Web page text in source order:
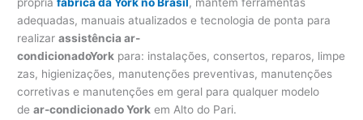
adequadas, manuais atualizados e tecnologia de ponta para
realizarassistência ar-
condicionadoYork para: instalações, consertos, reparos, limpe
zas, higienizações, manutenções preventivas, manutenções
corretivas e manutenções em geral para qualquer modelo
dear-condicionado York em Alto do Pari.